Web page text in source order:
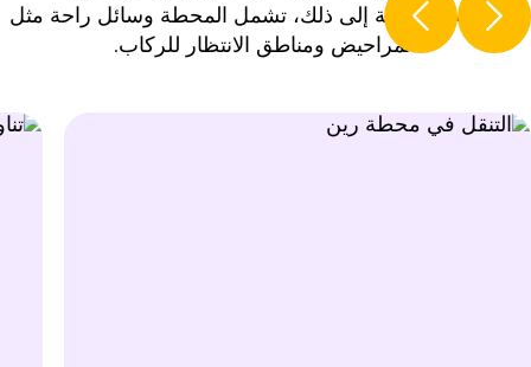
المحطة. بالإضافة إلى ذلك، تشمل المحطة وسائل راحة مثل
المراحيض ومناطق الانتظار للركاب.